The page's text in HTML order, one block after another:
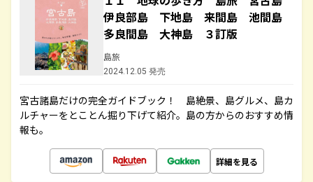
伊良部島 下地島 来間島 池間島
多良間島 大神島 ３訂版
島旅
2024.12.05 発売
宮古諸島だけの完全ガイドブック！ 島絶景、島グルメ、島カ
ルチャーをとことん掘り下げて紹介。島の方からのおすすめ情
報も。
詳細を見る